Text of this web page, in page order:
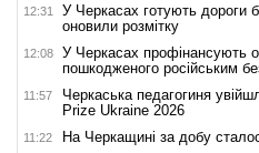
12:31
У Черкасах готують дороги
оновили розмітку
12:08
У Черкасах профінансують
пошкодженого російським
11:57
Черкаська педагогиня
Prize Ukraine 2026
11:22 На Черкащині за добу